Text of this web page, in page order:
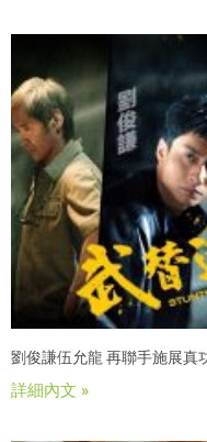
劉俊謙伍允龍 再聯手施展真
詳細內文 »